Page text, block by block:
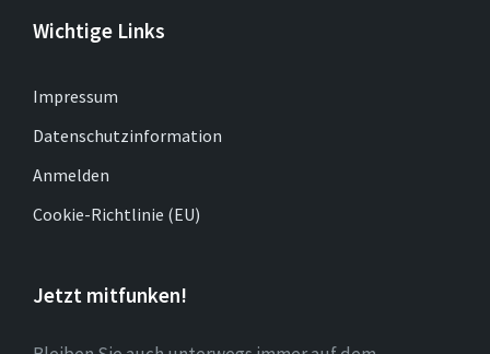
Wichtige Links
Impressum
Datenschutzinformation
Anmelden
Cookie-Richtlinie (EU)
Jetzt mitfunken!